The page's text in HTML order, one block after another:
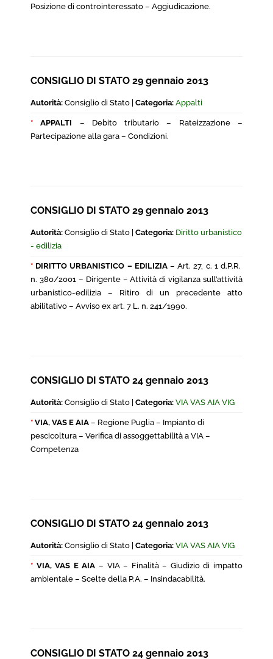
Posizione di controinteressato – Aggiudicazione.
CONSIGLIO DI STATO 29 gennaio 2013
Autorità: Consiglio di Stato | Categoria: Appalti
*APPALTI – Debito tributario – Rateizzazione –
Partecipazione alla gara – Condizioni.
CONSIGLIO DI STATO 29 gennaio 2013
Autorità: Consiglio di Stato | Categoria: Diritto urbanistico
- edilizia
* DIRITTO URBANISTICO – EDILIZIA– Art. 27, c. 1 d.P.R.
n. 380/2001 – Dirigente – Attività di vigilanza sull’attività
urbanistico-edilizia – Ritiro di un precedente atto
abilitativo – Avviso ex art. 7 L. n. 241/1990.
CONSIGLIO DI STATO 24 gennaio 2013
Autorità: Consiglio di Stato | Categoria: VIA VAS AIA VIG
* VIA, VAS E AIA – Regione Puglia – Impianto di
pescicoltura – Verifica di assoggettabilità a VIA –
Competenza
CONSIGLIO DI STATO 24 gennaio 2013
Autorità: Consiglio di Stato | Categoria: VIA VAS AIA VIG
* VIA, VAS E AIA – VIA – Finalità – Giudizio di impatto
ambientale – Scelte della P.A. – Insindacabilità.
CONSIGLIO DI STATO 24 gennaio 2013